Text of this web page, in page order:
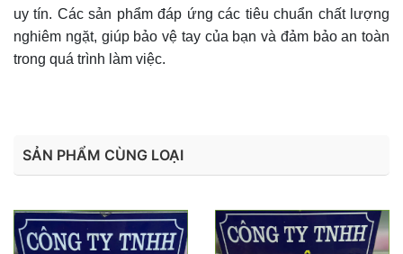
uy tín. Các sản phẩm đáp ứng các tiêu chuẩn chất lượng
nghiêm ngặt, giúp bảo vệ tay của bạn và đảm bảo an toàn
trong quá trình làm việc.
SẢN PHẨM CÙNG LOẠI